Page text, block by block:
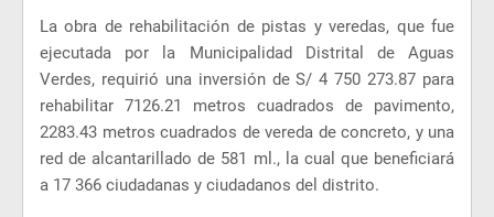
La obra de rehabilitación de pistas y veredas, que fue
ejecutada por la Municipalidad Distrital de Aguas
Verdes, requirió una inversión de S/ 4 750 273.87 para
rehabilitar 7126.21 metros cuadrados de pavimento,
2283.43 metros cuadrados de vereda de concreto, y una
red de alcantarillado de 581 ml., la cual que beneficiará
a 17 366 ciudadanas y ciudadanos del distrito.